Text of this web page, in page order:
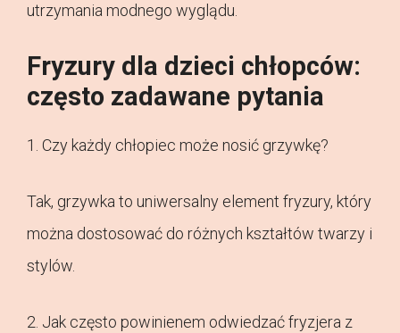
utrzymania modnego wyglądu.
Fryzury dla dzieci chłopców:
często zadawane pytania
1. Czy każdy chłopiec może nosić grzywkę?
Tak, grzywka to uniwersalny element fryzury, który
można dostosować do różnych kształtów twarzy i
stylów.
2. Jak często powinienem odwiedzać fryzjera z